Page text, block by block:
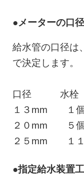
●メーターの口
給水管の口径は
で決定します。
口径 水栓（
１３mm １個
２０mm ５個
２５mm １１
●指定給水装置